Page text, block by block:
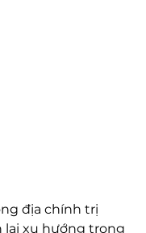
địa chính trị
lại xu hướng trong